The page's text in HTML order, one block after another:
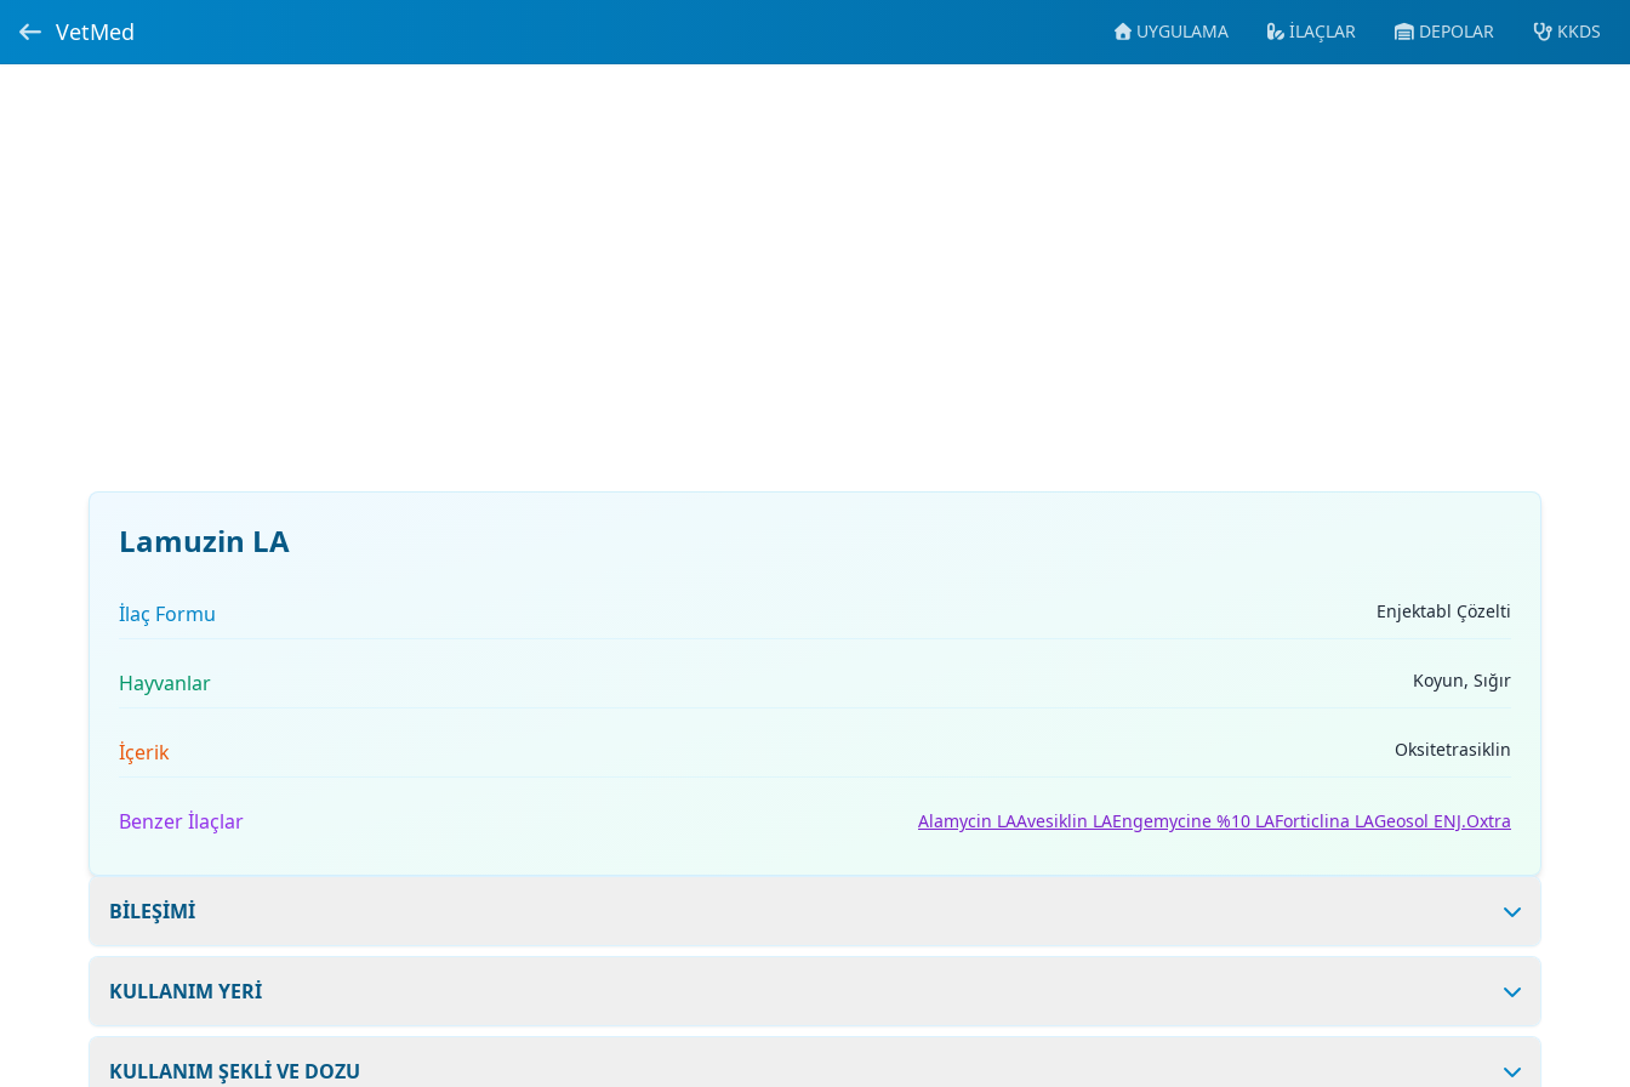
VetMed UYGULAMA İLAÇLAR DEPOLAR KKDS
Lamuzin LA
İlaç Formu Enjektabl Çözelti
Hayvanlar Koyun, Sığır
İçerik Oksitetrasiklin
Benzer İlaçlar Alamycin LAAvesiklin LAEngemycine %10 LAForticlina LAGeosol ENJ.Oxtra
BİLEŞİMİ
KULLANIM YERİ
KULLANIM ŞEKLİ VE DOZU